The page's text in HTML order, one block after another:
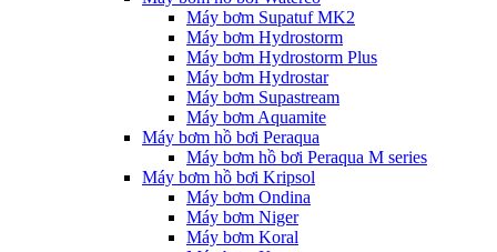
Máy bơm Supatuf MK2
Máy bơm Hydrostorm
Máy bơm Hydrostorm Plus
Máy bơm Hydrostar
Máy bơm Supastream
Máy bơm Aquamite
Máy bơm hồ bơi Peraqua
Máy bơm hồ bơi Peraqua M series
Máy bơm hồ bơi Kripsol
Máy bơm Ondina
Máy bơm Niger
Máy bơm Koral